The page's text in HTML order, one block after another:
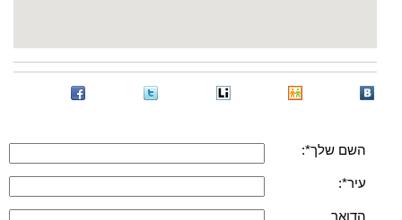
השם שלך*:
עיר*:
הדואר